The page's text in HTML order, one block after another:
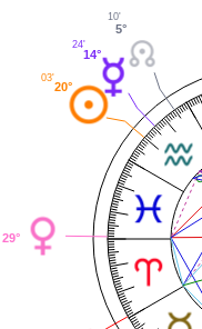
5°
10'
14°
24'
20°
03'
29°